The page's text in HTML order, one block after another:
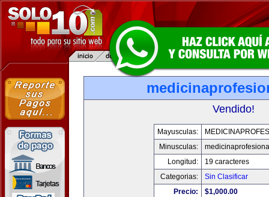
Vendido!
Mayusculas:
Minusculas:
Longitud:
19 caracteres
Categorias:
Sin Clasificar
Precio:
$1,000.00